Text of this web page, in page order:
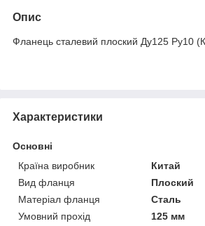
Опис
Фланець сталевий плоский Ду125 Ру10
Характеристики
Основні
Країна виробник
Китай
Вид фланця
Плоский
Матеріал фланця
Сталь
Умовний прохід
125 мм